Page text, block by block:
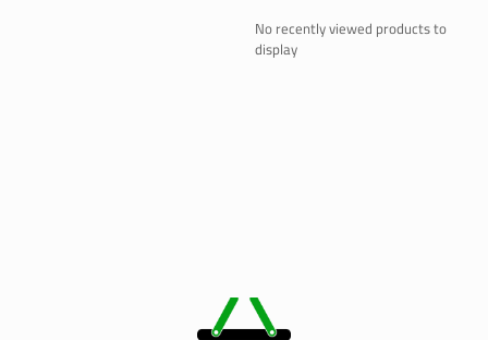
No recently viewed products to
display